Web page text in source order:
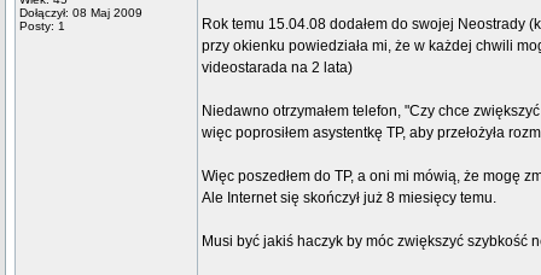
Dołączył: 08 Maj 2009
Posty: 1
Rok temu 15.04.08 dodałem do swojej Neostrady
przy okienku powiedziała mi, że w każdej chwili
videostarada na 2 lata)
Niedawno otrzymałem telefon, "Czy chce
więc poprosiłem asystentkę TP, aby przełożyła
Więc poszedłem do TP, a oni mi mówią, że mogę
Ale Internet się skończył już 8 miesięcy temu.
Musi być jakiś haczyk by móc zwiększyć szybkość